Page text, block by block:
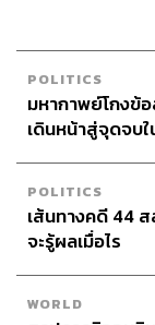
เช่นนั้นเขาก็ต้อง
แล้ว ซึ่งเรื่องเห
พวกเขาเสียสตา
านดอฟสกี มาด้ว
อย่างไรก็ดี ดูเห
‘หัก’ กับสโมสร
แต่เดิมมา ในฐา
กลายเป็นสตาร์ร
นั่นทำให้เราเห็
POLITICS
มหากาพย์โกงข้
เดินหน้าสู่จุดจบ
POLITICS
เส้นทางคดี 44
จะรู้ผลเมื่อไร
WORLD